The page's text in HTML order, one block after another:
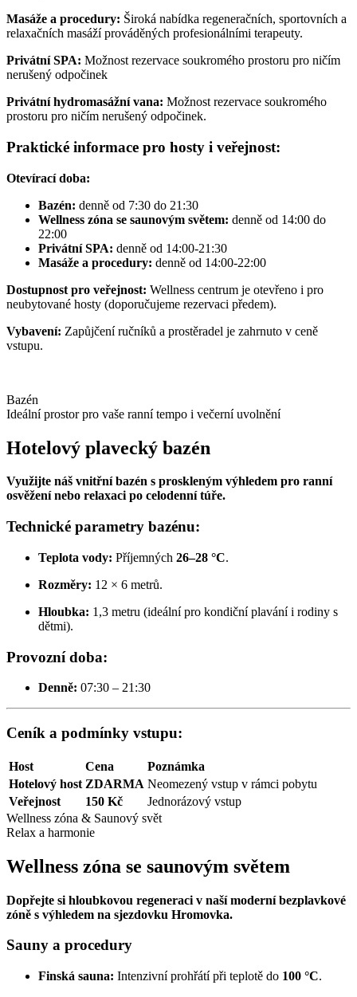
Masáže a procedury: Široká nabídka regeneračních, sportovních a
relaxačních masáží prováděných profesionálními terapeuty.
Privátní SPA: Možnost rezervace soukromého prostoru pro ničím
nerušený odpočinek
Privátní hydromasážní vana: Možnost rezervace soukromého
prostoru pro ničím nerušený odpočinek.
Praktické informace pro hosty i veřejnost:
Otevírací doba:
Bazén: denně od 7:30 do 21:30
Wellness zóna se saunovým světem: denně od 14:00 do
22:00
Privátní SPA: denně od 14:00-21:30
Masáže a procedury: denně od 14:00-22:00
Dostupnost pro veřejnost: Wellness centrum je otevřeno i pro
neubytované hosty (doporučujeme rezervaci předem).
Vybavení: Zapůjčení ručníků a prostěradel je zahrnuto v ceně
vstupu.
Bazén
Ideální prostor pro vaše ranní tempo i večerní uvolnění
Hotelový plavecký bazén
Využijte náš vnitřní bazén s proskleným výhledem pro ranní
osvěžení nebo relaxaci po celodenní túře.
Technické parametry bazénu:
Teplota vody: Příjemných 26–28 °C.
Rozměry: 12 × 6 metrů.
Hloubka: 1,3 metru (ideální pro kondiční plavání i rodiny s
dětmi).
Provozní doba:
Denně: 07:30 – 21:30
Ceník a podmínky vstupu:
Host Cena
Poznámka
Hotelový host ZDARMA Neomezený vstup v rámci pobytu
Veřejnost
150 Kč
Jednorázový vstup
Wellness zóna & Saunový svět
Relax a harmonie
Wellness zóna se saunovým světem
Dopřejte si hloubkovou regeneraci v naší moderní bezplavkové
zóně s výhledem na sjezdovku Hromovka.
Sauny a procedury
Finská sauna: Intenzivní prohřátí při teplotě do 100 °C.